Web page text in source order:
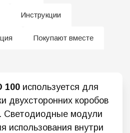
Инструкции
Покупают вместе
100 используется для
двухсторонних коробов
Светодиодные модули
использования внутри